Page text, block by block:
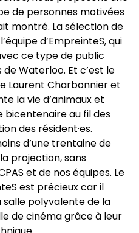
de personnes motivées
montré. La sélection de
d’EmpreinteS, qui
ce type de public
Waterloo. Et c’est le
Laurent Charbonnier et
la vie d’animaux et
bicentenaire au fil des
des résident·es.
d’une trentaine de
projection, sans
et de nos équipes. Le
est précieux car il
polyvalente de la
de cinéma grâce à leur